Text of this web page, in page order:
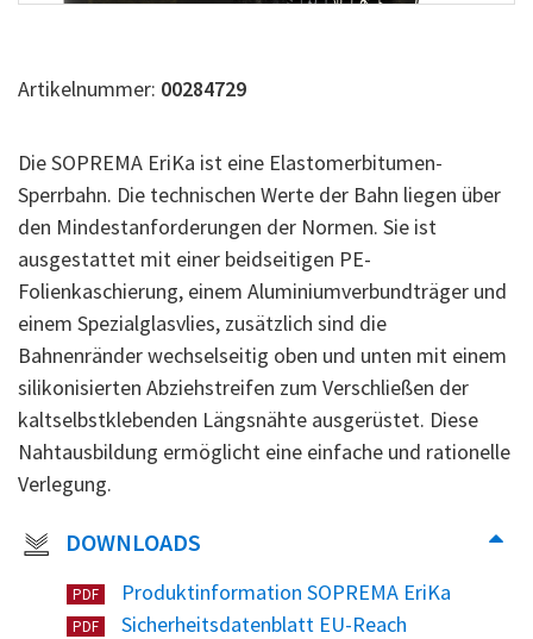
Artikelnummer: 00284729
Die SOPREMA EriKa ist eine Elastomerbitumen-
Sperrbahn. Die technischen Werte der Bahn liegen über
den Mindestanforderungen der Normen. Sie ist
ausgestattet mit einer beidseitigen PE-
Folienkaschierung, einem Aluminiumverbundträger und
einem Spezialglasvlies, zusätzlich sind die
Bahnenränder wechselseitig oben und unten mit einem
silikonisierten Abziehstreifen zum Verschließen der
kaltselbstklebenden Längsnähte ausgerüstet. Diese
Nahtausbildung ermöglicht eine einfache und rationelle
Verlegung.
DOWNLOADS
PDF Produktinformation SOPREMA EriKa
PDF
Sicherheitsdatenblatt EU-Reach